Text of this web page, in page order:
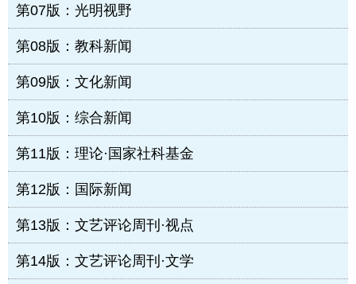
第07版：光明视野
第08版：教科新闻
第09版：文化新闻
第10版：综合新闻
第11版：理论·国家社科基金
第12版：国际新闻
第13版：文艺评论周刊·视点
第14版：文艺评论周刊·文学